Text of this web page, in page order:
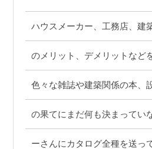
ハウスメーカー、工務店、建
のメリット、デメリットなど
色々な雑誌や建築関係の本、
の果てにまだ何も決まってい
ーさんにカタログ全種を送っ